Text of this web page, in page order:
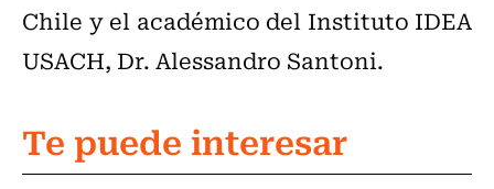
Chile y el académico del Instituto IDEA
USACH, Dr. Alessandro Santoni.
Te puede interesar